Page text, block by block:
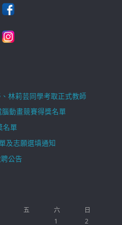
林莉芸同學考取正式教師
腦動畫競賽得獎名單
名單
及志願選填通知
公告
五 六
日
1
2